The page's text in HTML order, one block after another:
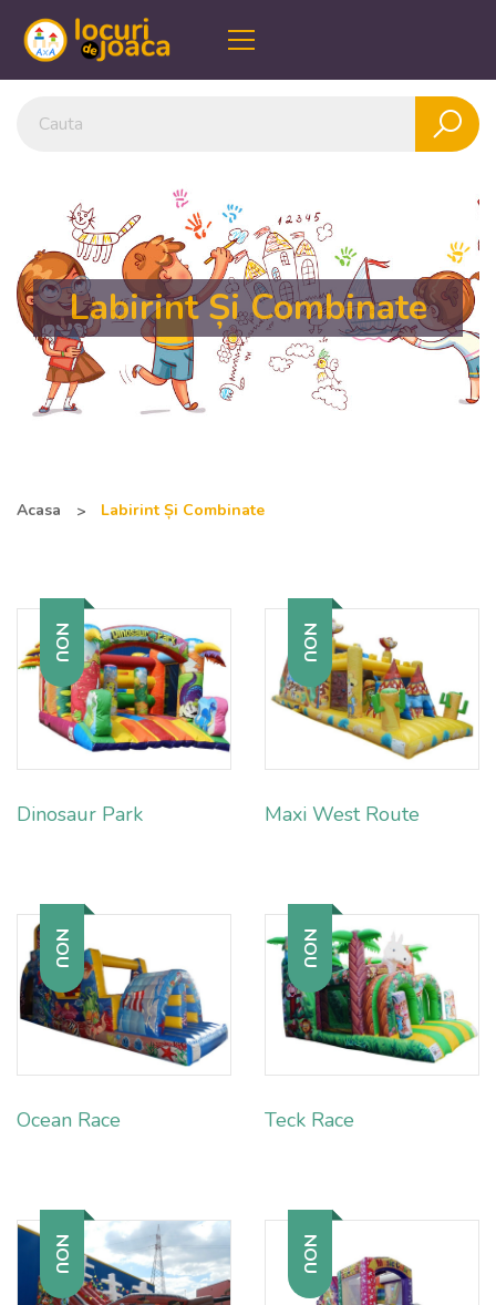
Labirint Și Combinate
Acasa Labirint Și Combinate
NOU
Dinosaur Park
NOU
Maxi West Route
NOU
Ocean Race
NOU
Teck Race
NOU NOU